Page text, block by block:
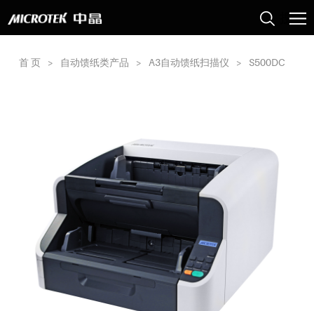
首 页 > 自动馈纸类产品 > A3自动馈纸扫描仪 > S500DC